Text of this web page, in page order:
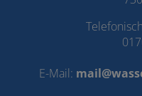
E-Mail: